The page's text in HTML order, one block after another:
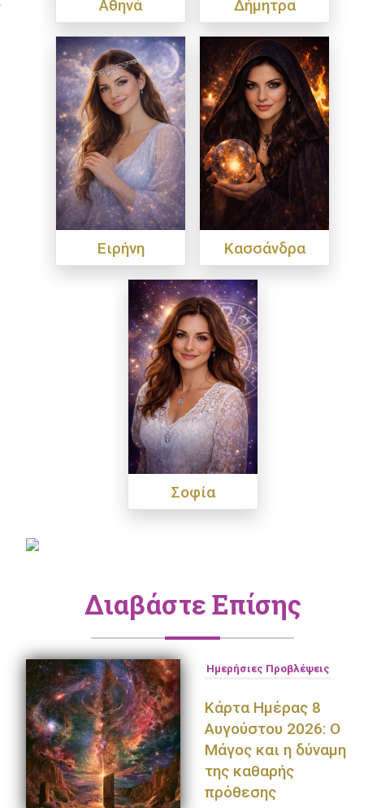
Ειρήνη Κασσάνδρα
Σοφία
Διαβάστε Επίσης
Ημερήσιες Προβλέψεις
Κάρτα Ημέρας 8
Αυγούστου 2026: Ο
Μάγος και η δύναμη
της καθαρής
πρόθεσης